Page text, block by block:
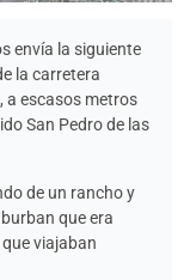
envía la siguiente
la carretera
a escasos metros
San Pedro de las
de un rancho y
que era
viajaban